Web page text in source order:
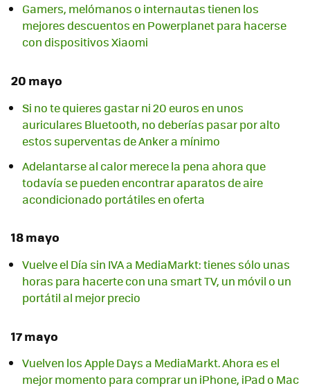
Gamers, melómanos o internautas tienen los
mejores descuentos en Powerplanet para hacerse
con dispositivos Xiaomi
20 mayo
Si no te quieres gastar ni 20 euros en unos
auriculares Bluetooth, no deberías pasar por alto
estos superventas de Anker a mínimo
Adelantarse al calor merece la pena ahora que
todavía se pueden encontrar aparatos de aire
acondicionado portátiles en oferta
18 mayo
Vuelve el Día sin IVA a MediaMarkt: tienes sólo unas
horas para hacerte con una smart TV, un móvil o un
portátil al mejor precio
17 mayo
Vuelven los Apple Days a MediaMarkt. Ahora es el
mejor momento para comprar un iPhone, iPad o Mac